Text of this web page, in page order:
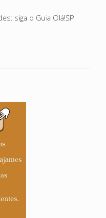
siga o Guia Olá!SP